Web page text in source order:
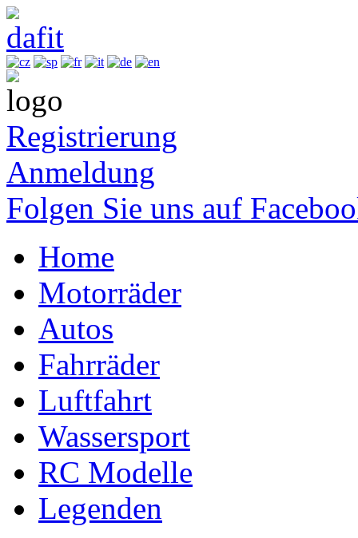
Registrierung
Anmeldung
Folgen Sie uns auf
Home
Motorräder
Autos
Fahrräder
Luftfahrt
Wassersport
RC Modelle
Legenden